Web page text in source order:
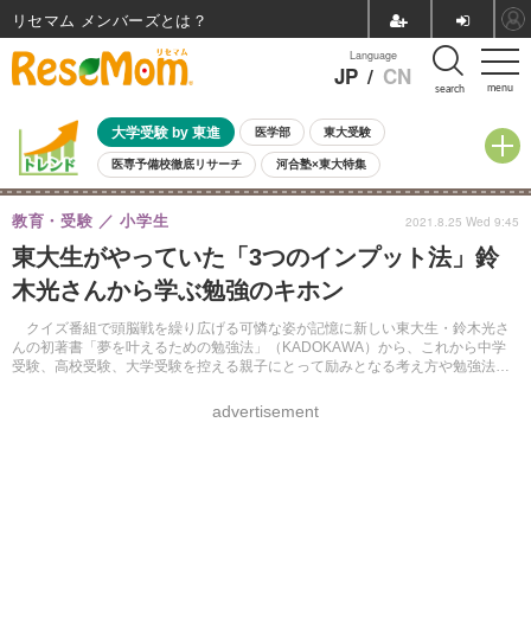
menu
Language
JP / CN search
大学受験 by 東進 医学部 東大受験
医専予備校徹底リサーチ 河合塾×東大特集
親子で考える大学選び 高校受験 中学受験 小学校受験
共通テスト 夏休み
8月開催イベント・WS 全国公立高校 過去問 人気記事
自由研究教材（小学生向け） 自由研究教材（中学生向け）
東大生がやっていた「3つのインプット法」鈴
木光さんから学ぶ勉強のキホン
クイズ番組で頭脳戦を繰り広げる可憐な姿が記憶に新しい東大生・鈴木光さ
んの初著書「夢を叶えるための勉強法」（KADOKAWA）から、これから中学
受験、高校受験、大学受験を控える親子にとって励みとなる考え方や勉強法を
教育・受験 小学生
advertisement
2021.8.25 Wed 9:45
リセマム メンバーズ